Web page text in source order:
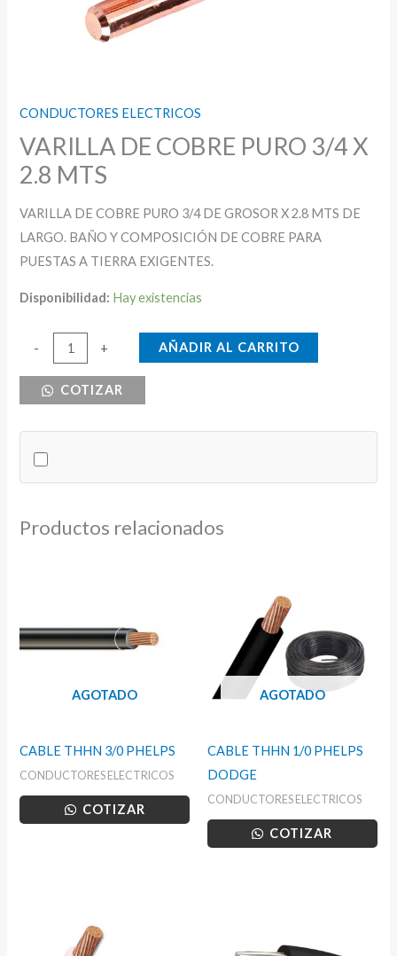
CONDUCTORES ELECTRICOS
VARILLA DE COBRE PURO 3/4 X
2.8 MTS
VARILLA DE COBRE PURO 3/4 DE GROSOR X 2.8 MTS DE
LARGO. BAÑO Y COMPOSICIÓN DE COBRE PARA
PUESTAS A TIERRA EXIGENTES.
Disponibilidad: Hay existencias
-
VARILLA
COBRE
2.8
cantidad
+ AÑADIR AL CARRITO
COTIZAR
Productos relacionados
AGOTADO
CABLE THHN 3/0 PHELPS
CONDUCTORES ELECTRICOS
COTIZAR
AGOTADO
CABLE THHN 1/0 PHELPS
DODGE
CONDUCTORES ELECTRICOS
COTIZAR